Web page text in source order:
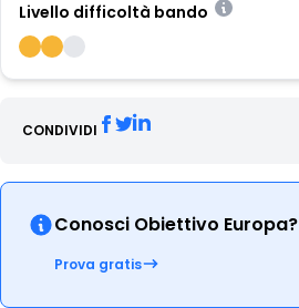
Livello difficoltà bando
CONDIVIDI
Conosci Obiettivo Europa?
Prova gratis